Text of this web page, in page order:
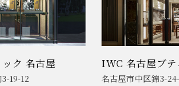
ク 名古屋
19-12
IWC 名古屋ブテ
名古屋市中区錦3-